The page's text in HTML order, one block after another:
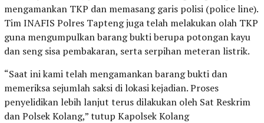
mengamankan TKP dan memasang garis polisi (police line).
Tim INAFIS Polres Tapteng juga telah melakukan olah TKP
guna mengumpulkan barang bukti berupa potongan kayu
dan seng sisa pembakaran, serta serpihan meteran listrik.
“Saat ini kami telah mengamankan barang bukti dan
memeriksa sejumlah saksi di lokasi kejadian. Proses
penyelidikan lebih lanjut terus dilakukan oleh Sat Reskrim
dan Polsek Kolang,” tutup Kapolsek Kolang